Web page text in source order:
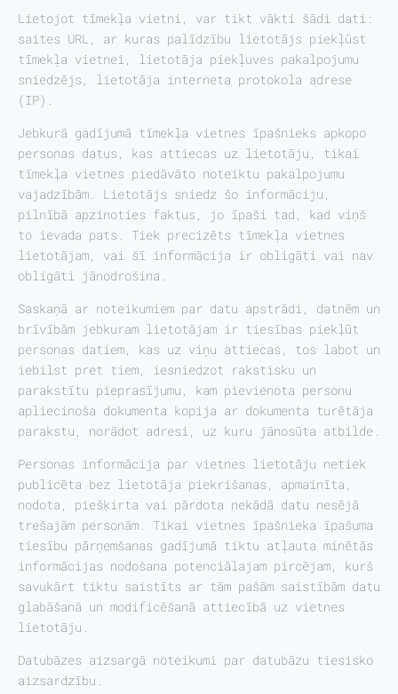
Lietojot tīmekļa vietni, var tikt vākti šādi dati:
saites URL, ar kuras palīdzību lietotājs piekļūst
tīmekļa vietnei, lietotāja piekļuves pakalpojumu
sniedzējs, lietotāja interneta protokola adrese
(IP).
Jebkurā gadījumā tīmekļa vietnes īpašnieks apkopo
personas datus, kas attiecas uz lietotāju, tikai
tīmekļa vietnes piedāvāto noteiktu pakalpojumu
vajadzībām. Lietotājs sniedz šo informāciju,
pilnībā apzinoties faktus, jo īpaši tad, kad viņš
to ievada pats. Tiek precizēts tīmekļa vietnes
lietotājam, vai šī informācija ir obligāti vai nav
obligāti jānodrošina.
Saskaņā ar noteikumiem par datu apstrādi, datnēm un
brīvībām jebkuram lietotājam ir tiesības piekļūt
personas datiem, kas uz viņu attiecas, tos labot un
iebilst pret tiem, iesniedzot rakstisku un
parakstītu pieprasījumu, kam pievienota personu
apliecinoša dokumenta kopija ar dokumenta turētāja
parakstu, norādot adresi, uz kuru jānosūta atbilde.
Personas informācija par vietnes lietotāju netiek
publicēta bez lietotāja piekrišanas, apmainīta,
nodota, piešķirta vai pārdota nekādā datu nesējā
trešajām personām. Tikai vietnes īpašnieka īpašuma
tiesību pārņemšanas gadījumā tiktu atļauta minētās
informācijas nodošana potenciālajam pircējam, kurš
savukārt tiktu saistīts ar tām pašām saistībām datu
glabāšanā un modificēšanā attiecībā uz vietnes
lietotāju.
Datubāzes aizsargā noteikumi par datubāzu tiesisko
aizsardzību.